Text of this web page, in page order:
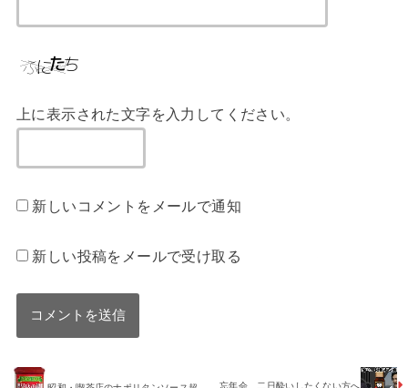
上に表示された文字を入力してください。
新しいコメントをメールで通知
新しい投稿をメールで受け取る
忘年会、二日酔いしたくない方へ